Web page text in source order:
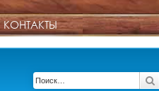
КОНТАКТЫ